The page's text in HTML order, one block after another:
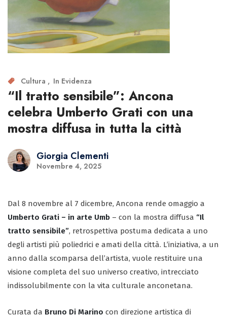
Cultura In Evidenza
“Il tratto sensibile”: Ancona
celebra Umberto Grati con una
mostra diffusa in tutta la città
Giorgia Clementi
Novembre 4, 2025
Dal 8 novembre al 7 dicembre, Ancona rende omaggio a
Umberto Grati – in arte Umb – con la mostra diffusa “Il
tratto sensibile”, retrospettiva postuma dedicata a uno
degli artisti più poliedrici e amati della città. L’iniziativa, a un
anno dalla scomparsa dell’artista, vuole restituire una
visione completa del suo universo creativo, intrecciato
indissolubilmente con la vita culturale anconetana.
Curata da Bruno Di Marino con direzione artistica di